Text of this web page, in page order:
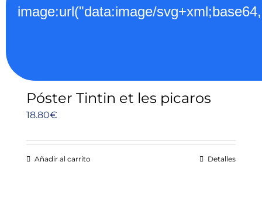
Póster Tintin et les picaros
18.80€
Añadir al carrito Detalles
image:url("data:image/